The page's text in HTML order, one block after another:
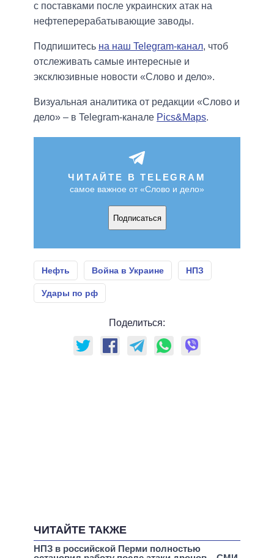
с поставками после украинских атак на
нефтеперерабатывающие заводы.
Подпишитесь на наш Telegram-канал, чтоб
отслеживать самые интересные и
эксклюзивные новости «Слово и дело».
Визуальная аналитика от редакции «Слово и
дело» – в Telegram-канале Pics&Maps.
ЧИТАЙТЕ В TELEGRAM
самое важное от «Слово и дело»
Подписаться
Нефть Война в Украине НПЗ
Удары по рф
Поделиться:
ЧИТАЙТЕ ТАКЖЕ
НПЗ в российской Перми полностью